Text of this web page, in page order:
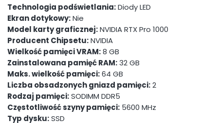
Technologia podświetlania:Diody LED
Ekran dotykowy:Nie
Model karty graficznej:NVIDIA RTX Pro 1000
Producent Chipsetu:NVIDIA
Wielkość pamięci VRAM:8 GB
Zainstalowana pamięć RAM:32 GB
Maks. wielkość pamięci:64 GB
Liczba obsadzonych gniazd pamięci:2
Rodzaj pamięci:SODIMM DDR5
Częstotliwość szyny pamięci: 5600 MHz
Typ dysku:SSD